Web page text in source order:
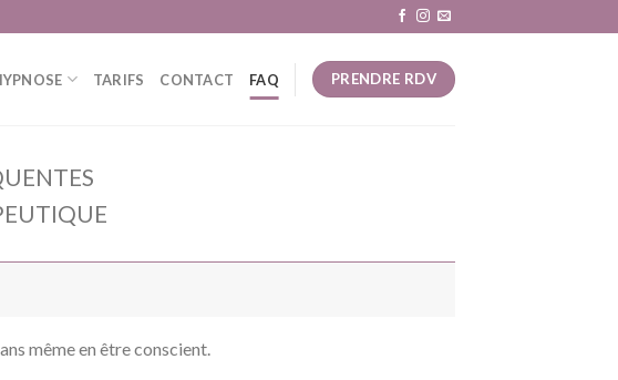
TARIFS CONTACT FAQ PRENDRE RDV
même en être conscient.